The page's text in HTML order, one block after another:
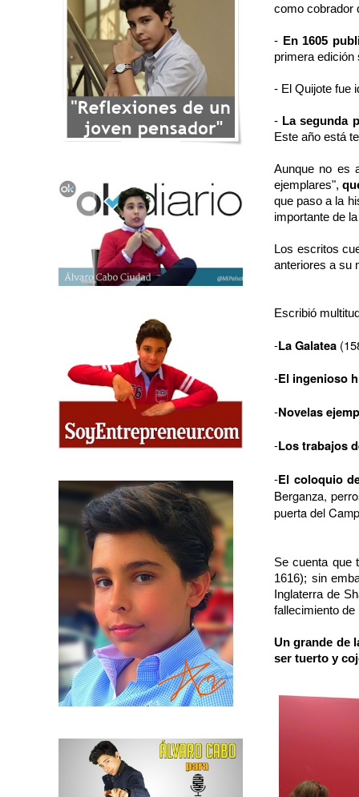
como cobrador
- En 1605
primera edición
- El Quijote fue
- La segunda
Este año está
Aunque no es
ejemplares",
que paso a la
importante de
Los escritos
anteriores a su
Escribió
-La Galatea
-El ingenioso
-Novelas
-Los trabajos
-El coloquio
Berganza,
puerta del
Se cuenta que
1616); sin
Inglaterra de
fallecimiento
Un grande de
ser tuerto y